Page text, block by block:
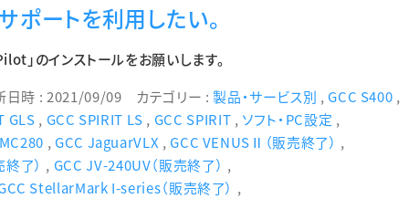
ポートを利用したい。
」のインストールをお願いします。
日時 : 2021/09/09 カテゴリー :製品・サービス別 , GCC S400 ,
GLS , GCC SPIRIT LS , GCC SPIRIT , ソフト・PC設定 ,
, GCC JaguarVLX , GCC VENUSⅡ（販売終了） ,
了） , GCC JV-240UV（販売終了） ,
StellarMark I-series（販売終了） ,